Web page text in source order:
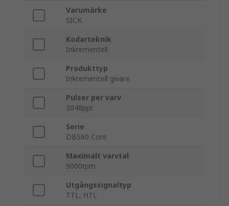
Varumärke
SICK
Kodarteknik
Inkrementell
Produkttyp
Inkrementell givare
Pulser per varv
2048ppr
Serie
DBS60 Core
Maximalt varvtal
9000rpm
Utgångssignaltyp
TTL, HTL